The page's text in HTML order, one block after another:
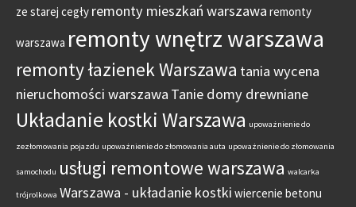
ze starej cegły remonty mieszkań warszawa remonty
warszawa remonty wnętrz warszawa
remonty łazienek Warszawa tania wycena
nieruchomości warszawa Tanie domy drewniane
Układanie kostki Warszawa upoważnienie do
zezłomowania pojazdu upoważnienie do złomowania auta upoważnienie do złomowania
samochodu usługi remontowe warszawa walcarka
trójrolkowa Warszawa - układanie kostki wiercenie betonu